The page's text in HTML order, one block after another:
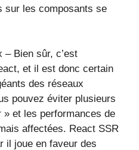
sur les composants se
Bien sûr, c’est
et il est donc certain
des réseaux
pouvez éviter plusieurs
et les performances de
affectées. React SSR
il joue en faveur des